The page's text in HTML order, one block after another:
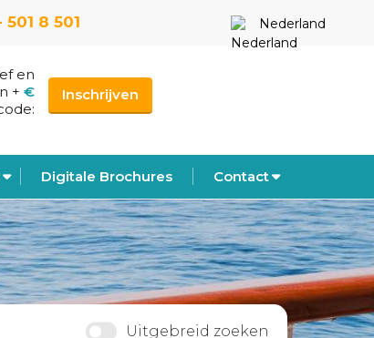
8 501 Nederland
en
+ €
Inschrijven
Digitale Brochures Contact